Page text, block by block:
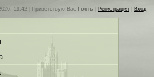
19:42 | Приветствую Вас Гость Регистрация Вход